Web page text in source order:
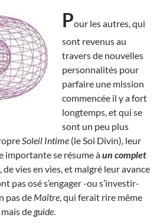
Pour les autres, qui
sont revenus au
travers de nouvelles
personnalités pour
parfaire une mission
commencée il y a fort
longtemps, et qui se
sont un peu plus
Soleil Intime (le Soi Divin), leur
importante se résume àun complet
de vies en vies, et malgré leur avance
pas osé s’engager -ou s’investir-
pas de Maître , qui ferait rire même
mais de guide